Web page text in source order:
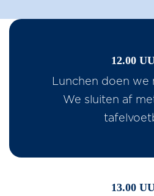
12.00
Lunchen doen we
We sluiten af
13.00